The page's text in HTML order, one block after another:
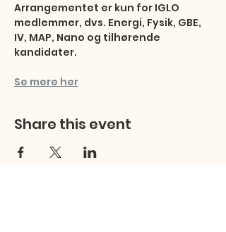
Arrangementet er kun for IGLO
medlemmer, dvs. Energi, Fysik, GBE,
IV, MAP, Nano og tilhørende
kandidater.
Se mere her
Share this event